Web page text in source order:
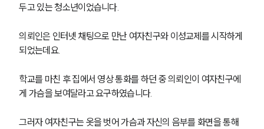
두고 있는 청소년이었습니다.
의뢰인은 인터넷 채팅으로 만난 여자친구와 이성교제를 시작하게
되었는데요.
학교를 마친 후 집에서 영상 통화를 하던 중 의뢰인이 여자친구에
게 가슴을 보여달라고 요구하였습니다.
그러자 여자친구는 옷을 벗어 가슴과 자신의 음부를 화면을 통해